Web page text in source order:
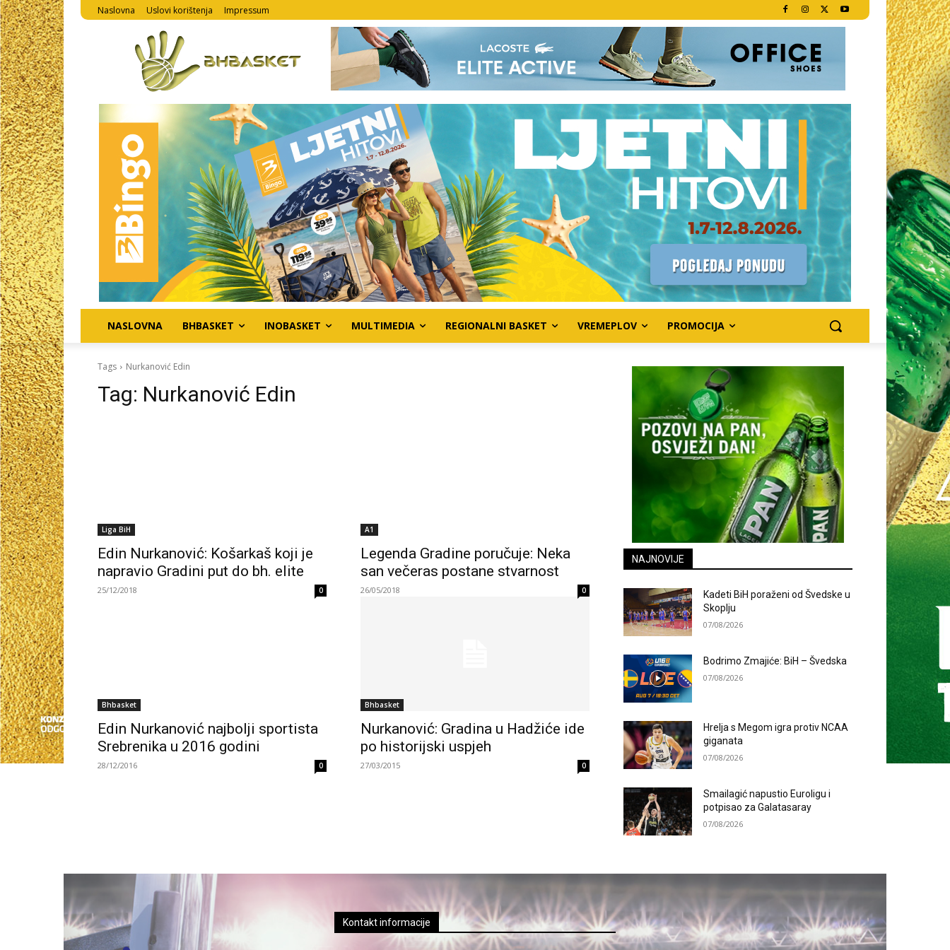
Naslovna Uslovi korištenja Impressum
NASLOVNA BHBASKET INOBASKET MULTIMEDIA REGIONALNI BASKET VREMEPLOV PROMOCIJA
Tags Nurkanović Edin
Tag: Nurkanović Edin
Liga BiH
Edin Nurkanović: Košarkaš koji je
napravio Gradini put do bh. elite
25/12/2018 0
A1
Legenda Gradine poručuje: Neka
san večeras postane stvarnost
26/05/2018 0
Bhbasket
Edin Nurkanović najbolji sportista
Srebrenika u 2016 godini
28/12/2016 0
Bhbasket
Nurkanović: Gradina u Hadžiće ide
po historijski uspjeh
27/03/2015 0
NAJNOVIJE
Kadeti BiH poraženi od Švedske u
Skoplju
07/08/2026
Bodrimo Zmajiće: BiH – Švedska
07/08/2026
Hrelja s Megom igra protiv NCAA
giganata
07/08/2026
Smailagić napustio Euroligu i
potpisao za Galatasaray
07/08/2026
Kontakt informacije